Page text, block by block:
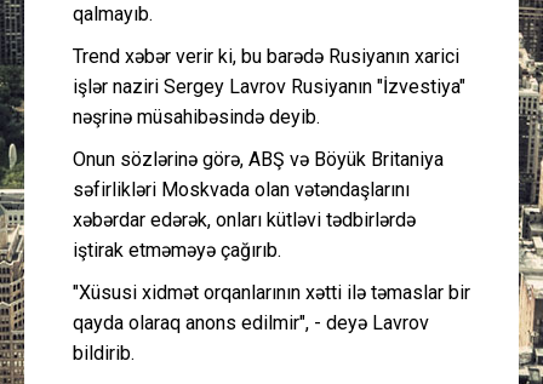
Peşə etikası
Əlaqə
qalmayıb.
Trend xəbər verir ki, bu barədə Rusiyanın xarici
işlər naziri Sergey Lavrov Rusiyanın "İzvestiya"
nəşrinə müsahibəsində deyib.
Onun sözlərinə görə, ABŞ və Böyük Britaniya
səfirlikləri Moskvada olan vətəndaşlarını
xəbərdar edərək, onları kütləvi tədbirlərdə
iştirak etməməyə çağırıb.
"Xüsusi xidmət orqanlarının xətti ilə təmaslar bir
qayda olaraq anons edilmir", - deyə Lavrov
bildirib.